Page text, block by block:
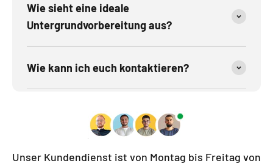
Wie sieht eine ideale
Untergrundvorbereitung aus?
Wie kann ich euch kontaktieren?
Unser Kundendienst ist von Montag bis Freitag von